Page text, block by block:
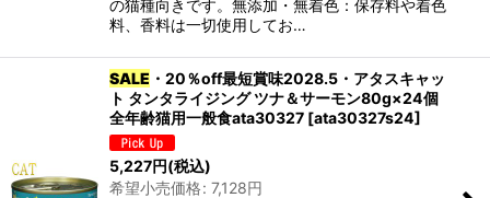
の猫種向きです。無添加・無着色：保存料や着色
料、香料は一切使用してお…
SALE ・20％off最短賞味2028.5・アタスキャッ
ト タンタライジング ツナ＆サーモン80g×24個
全年齢猫用一般食ata30327 [ata30327s24]
5,227円(税込)
希望小売価格: 7,128円